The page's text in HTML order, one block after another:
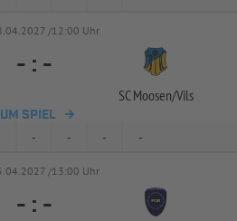
/12:00 Uhr
- : -
SC Moosen/Vils
SPIEL
- - - -
/13:00 Uhr
- : -